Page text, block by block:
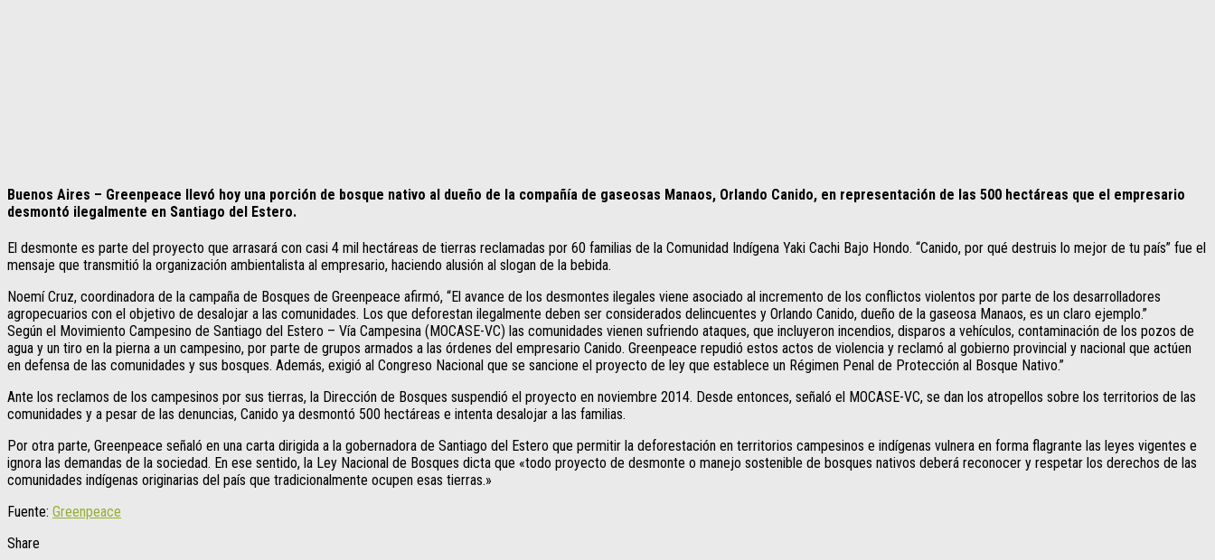
Buenos Aires – Greenpeace llevó hoy una porción de bosque nativo al dueño de la compañía de gaseosas Manaos, Orlando Canido, en representación de las 500 hectáreas que el empresario
desmontó ilegalmente en Santiago del Estero.
El desmonte es parte del proyecto que arrasará con casi 4 mil hectáreas de tierras reclamadas por 60 familias de la Comunidad Indígena Yaki Cachi Bajo Hondo. “Canido, por qué destruis lo mejor de tu país” fue el
mensaje que transmitió la organización ambientalista al empresario, haciendo alusión al slogan de la bebida.
Noemí Cruz, coordinadora de la campaña de Bosques de Greenpeace afirmó, “El avance de los desmontes ilegales viene asociado al incremento de los conflictos violentos por parte de los desarrolladores
agropecuarios con el objetivo de desalojar a las comunidades. Los que deforestan ilegalmente deben ser considerados delincuentes y Orlando Canido, dueño de la gaseosa Manaos, es un claro ejemplo.”
Según el Movimiento Campesino de Santiago del Estero – Vía Campesina (MOCASE-VC) las comunidades vienen sufriendo ataques, que incluyeron incendios, disparos a vehículos, contaminación de los pozos de
agua y un tiro en la pierna a un campesino, por parte de grupos armados a las órdenes del empresario Canido. Greenpeace repudió estos actos de violencia y reclamó al gobierno provincial y nacional que actúen
en defensa de las comunidades y sus bosques. Además, exigió al Congreso Nacional que se sancione el proyecto de ley que establece un Régimen Penal de Protección al Bosque Nativo.”
Ante los reclamos de los campesinos por sus tierras, la Dirección de Bosques suspendió el proyecto en noviembre 2014. Desde entonces, señaló el MOCASE-VC, se dan los atropellos sobre los territorios de las
comunidades y a pesar de las denuncias, Canido ya desmontó 500 hectáreas e intenta desalojar a las familias.
Por otra parte, Greenpeace señaló en una carta dirigida a la gobernadora de Santiago del Estero que permitir la deforestación en territorios campesinos e indígenas vulnera en forma flagrante las leyes vigentes e
ignora las demandas de la sociedad. En ese sentido, la Ley Nacional de Bosques dicta que «todo proyecto de desmonte o manejo sostenible de bosques nativos deberá reconocer y respetar los derechos de las
comunidades indígenas originarias del país que tradicionalmente ocupen esas tierras.»
Fuente: Greenpeace
Share